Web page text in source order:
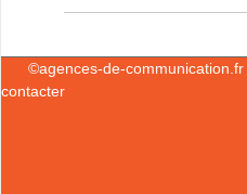
©agences-de-communication.fr
contacter